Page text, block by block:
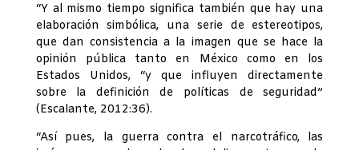
“Y al mismo tiempo significa también que hay una
elaboración simbólica, una serie de estereotipos,
que dan consistencia a la imagen que se hace la
opinión pública tanto en México como en los
Estados Unidos, “y que influyen directamente
sobre la definición de políticas de seguridad”
(Escalante, 2012:36).
“Así pues, la guerra contra el narcotráfico, las